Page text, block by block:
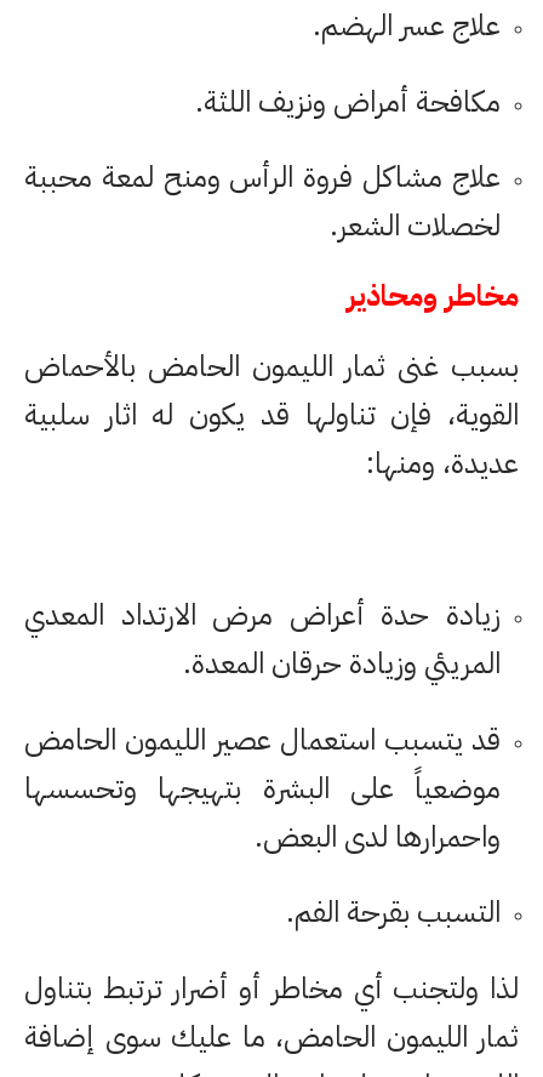
علاج عسر الهضم.
مكافحة أمراض ونزيف اللثة.
علاج مشاكل فروة الرأس ومنح لمعة محببة
لخصلات الشعر.
مخاطر ومحاذير
بسبب غنى ثمار الليمون الحامض بالأحماض
القوية، فإن تناولها قد يكون له اثار سلبية
عديدة، ومنها:
زيادة حدة أعراض مرض الارتداد المعدي
المريئي وزيادة حرقان المعدة.
قد يتسبب استعمال عصير الليمون الحامض
موضعياً على البشرة بتهيجها وتحسسها
واحمرارها لدى البعض.
التسبب بقرحة الفم.
لذا ولتجنب أي مخاطر أو أضرار ترتبط بتناول
ثمار الليمون الحامض، ما عليك سوى إضافة